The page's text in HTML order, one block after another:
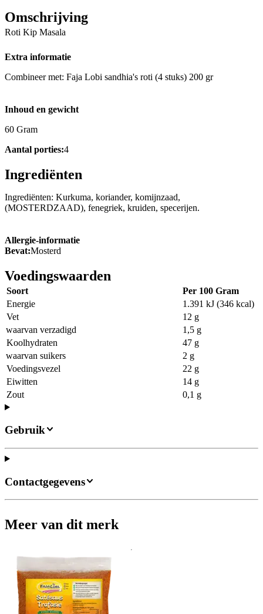
Omschrijving
Roti Kip Masala
Extra informatie
Combineer met: Faja Lobi sandhia's roti (4 stuks) 200 gr
Inhoud en gewicht
60 Gram
Aantal porties:4
Ingrediënten
Ingrediënten: Kurkuma, koriander, komijnzaad,
(MOSTERDZAAD), fenegriek, kruiden, specerijen.
Allergie-informatie
Bevat:Mosterd
Voedingswaarden
Soort
Per 100 Gram
Energie
1.391 kJ (346 kcal)
Vet
12 g
waarvan verzadigd
1,5 g
Koolhydraten
47 g
waarvan suikers
2 g
Voedingsvezel
22 g
Eiwitten
14 g
Zout
0,1 g
Gebruik
Contactgegevens
Meer van dit merk